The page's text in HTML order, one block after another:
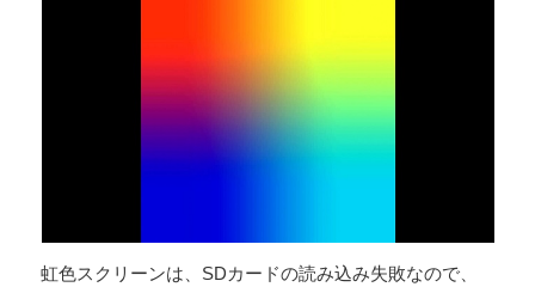
虹色スクリーンは、SDカードの読み込み失敗なので、